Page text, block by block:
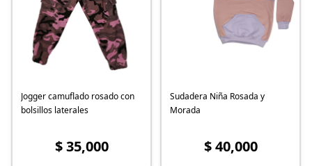
Jogger camuflado rosado con
bolsillos laterales
$ 35,000
Sudadera Niña Rosada y
Morada
$ 40,000